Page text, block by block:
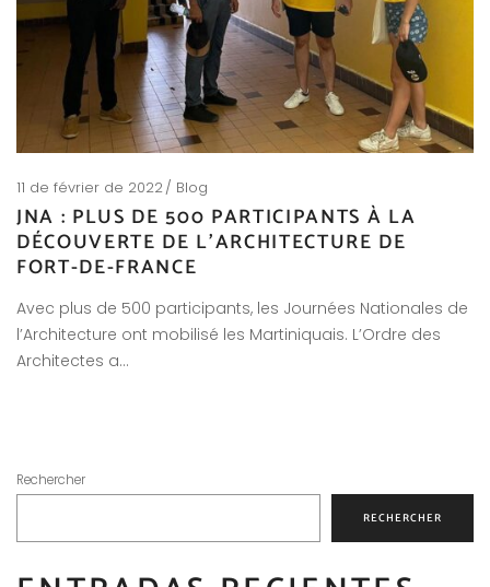
11 de février de 2022 Blog
JNA : PLUS DE 500 PARTICIPANTS À LA
DÉCOUVERTE DE L’ARCHITECTURE DE
FORT-DE-FRANCE
Avec plus de 500 participants, les Journées Nationales de
l’Architecture ont mobilisé les Martiniquais. L’Ordre des
Architectes a…
Rechercher
RECHERCHER